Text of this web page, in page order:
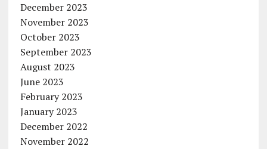
December 2023
November 2023
October 2023
September 2023
August 2023
June 2023
February 2023
January 2023
December 2022
November 2022